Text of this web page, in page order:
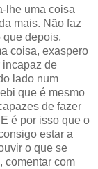
lhe uma coisa
mais. Não faz
que depois,
coisa, exaspero
incapaz de
lado num
que é mesmo
de fazer
é por isso que o
estar a
o que se
comentar com